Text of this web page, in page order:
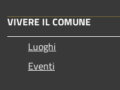
VIVERE IL COMUNE
Luoghi
Eventi